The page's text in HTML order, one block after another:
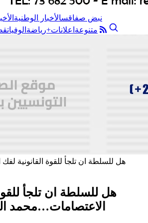
نبض صفاقسالأخبار الوطنية
متنوعة اعلانات+رياضة الوفيات
هل للسلطة ان تلجأ
الاعتصامات…محمد